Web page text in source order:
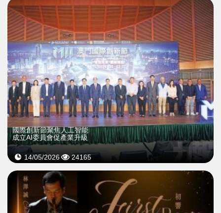
國際創新節聚焦人工智能
成立AI委員會促產業升級
14/05/2026 24165